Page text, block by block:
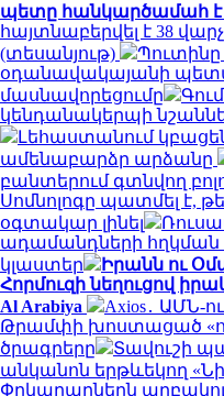
պետը հանկարծամահ է
հայտնաբերվել է 38
(տեսանյութ)
Պուտինը
օդանավակայանի
մասնավորեցումը
կենդանակերպի
Լեհաստանում
ամենաբարձր արձանը
բանտերում գտնվող
Սոմնոլոգը պատմել է,
օգտակար լինել
ադամանդների հղկման
կլաստեր
Իրանն ու
Հորմուզի նեղուցով
Al Arabiya
Axios․ ԱՄՆ-
Թրամփի խոստացած
ծրագրերը
Տավուշի
անկանոն երթևեկող
Փրկարարներն